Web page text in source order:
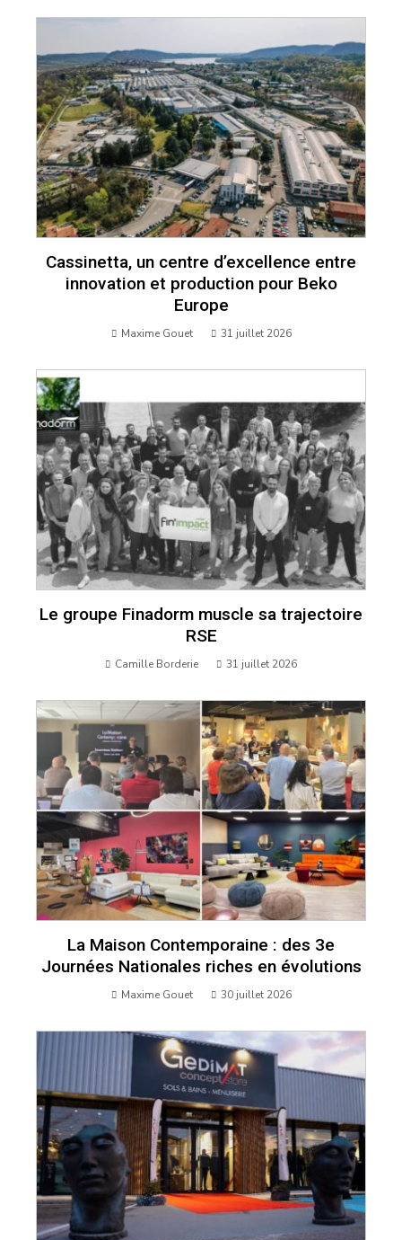
Cassinetta, un centre d’excellence entre
innovation et production pour Beko
Europe
Maxime Gouet 31 juillet 2026
Le groupe Finadorm muscle sa trajectoire
RSE
Camille Borderie 31 juillet 2026
La Maison Contemporaine : des 3e
Journées Nationales riches en évolutions
Maxime Gouet 30 juillet 2026